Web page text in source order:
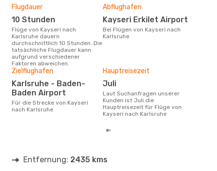
Flugdauer
10 Stunden
Flüge von Kayseri nach
Karlsruhe dauern
durchschnittlich 10 Stunden. Die
tatsächliche Flugdauer kann
aufgrund verschiedener
Faktoren abweichen.
Abflughafen
Kayseri Erkilet Airport
Bei Flügen von Kayseri nach
Karlsruhe
Zielflughafen
Karlsruhe - Baden-
Baden Airport
Für die Strecke von Kayseri
nach Karlsruhe
Hauptreisezeit
Juli
Laut Suchanfragen unserer
Kunden ist Juli die
Hauptreisezeit für Flüge von
Kayseri nach Karlsruhe
Entfernung: 2435 kms